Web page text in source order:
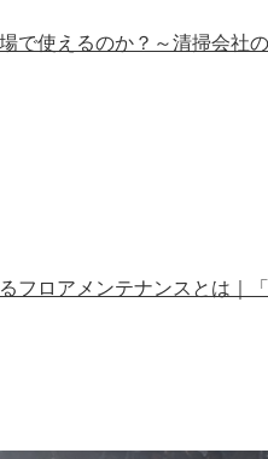
で使えるのか？～清掃会社
フロアメンテナンスとは｜